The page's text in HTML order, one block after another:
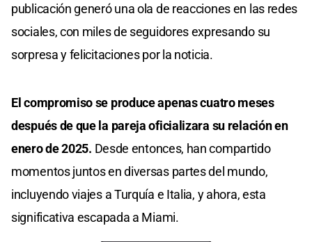
publicación generó una ola de reacciones en las redes
sociales, con miles de seguidores expresando su
sorpresa y felicitaciones por la noticia.
El compromiso se produce apenas cuatro meses
después de que la pareja oficializara su relación en
enero de 2025. Desde entonces, han compartido
momentos juntos en diversas partes del mundo,
incluyendo viajes a Turquía e Italia, y ahora, esta
significativa escapada a Miami.